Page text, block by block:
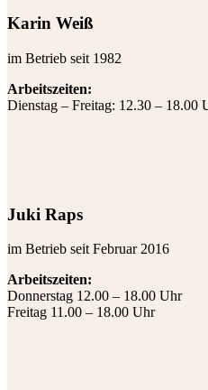
Karin Weiß
im Betrieb seit 1982
Arbeitszeiten:
Dienstag – Freitag: 12.30 – 18.00
Juki Raps
im Betrieb seit Februar 2016
Arbeitszeiten:
Donnerstag 12.00 – 18.00 Uhr
Freitag 11.00 – 18.00 Uhr